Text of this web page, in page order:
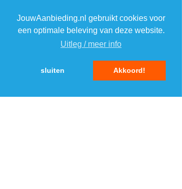
JouwAanbieding.nl gebruikt cookies voor
een optimale beleving van deze website.
Uitleg / meer info
sluiten Akkoord!